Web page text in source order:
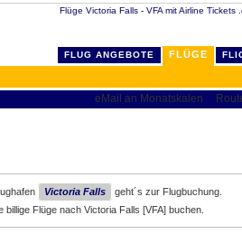
Flüge Victoria Falls - VFA mit Airline
FLUG ANGEBOTE FLÜGE
Victoria Falls
geht´s zur Flugbuchung.
billige Flüge nach Victoria Falls [VFA] buchen.